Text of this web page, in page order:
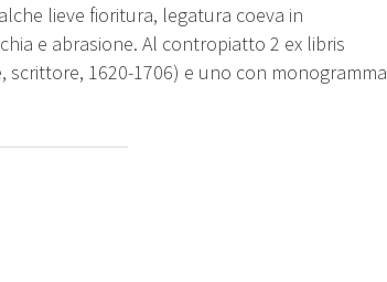
lieve fioritura, legatura coeva in
e abrasione. Al contropiatto 2 ex libris
scrittore, 1620-1706) e uno con monogramma